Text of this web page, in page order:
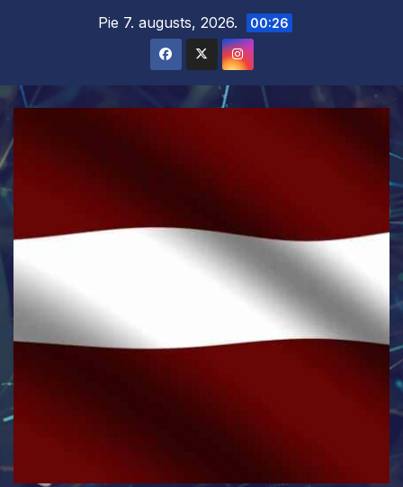
Pie 7. augusts, 2026. 00:26